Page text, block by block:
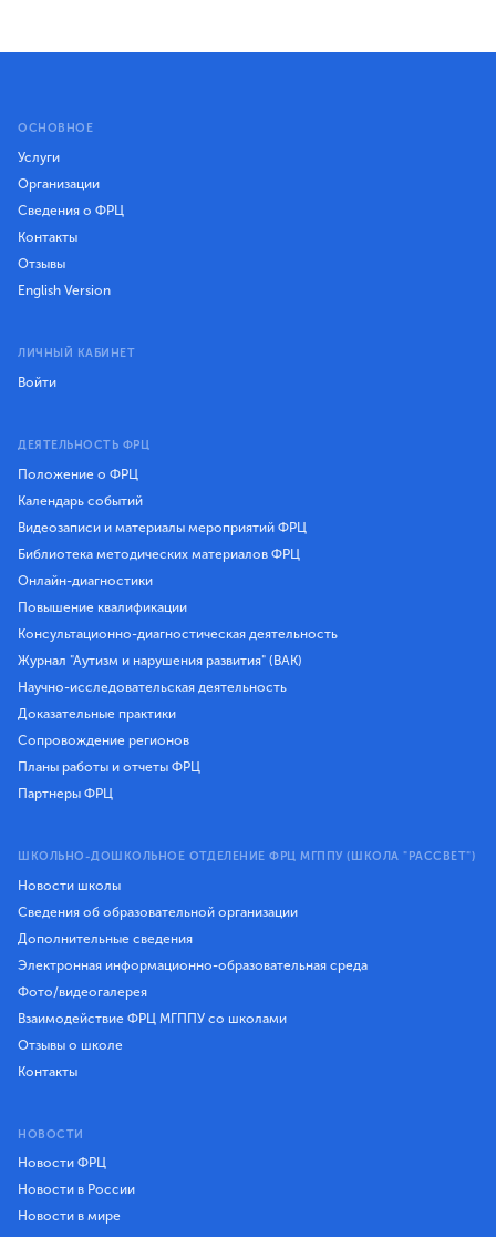
ОСНОВНОЕ
Услуги
Организации
Сведения о ФРЦ
Контакты
Отзывы
English Version
ЛИЧНЫЙ КАБИНЕТ
Войти
ДЕЯТЕЛЬНОСТЬ ФРЦ
Положение о ФРЦ
Календарь событий
Видеозаписи и материалы мероприятий ФРЦ
Библиотека методических материалов ФРЦ
Онлайн-диагностики
Повышение квалификации
Консультационно-диагностическая деятельность
Журнал "Аутизм и нарушения развития" (ВАК)
Научно-исследовательская деятельность
Доказательные практики
Сопровождение регионов
Планы работы и отчеты ФРЦ
Партнеры ФРЦ
ШКОЛЬНО-ДОШКОЛЬНОЕ ОТДЕЛЕНИЕ ФРЦ МГППУ (ШКОЛА "РАССВЕТ")
Новости школы
Сведения об образовательной организации
Дополнительные сведения
Электронная информационно-образовательная среда
Фото/видеогалерея
Взаимодействие ФРЦ МГППУ со школами
Отзывы о школе
Контакты
НОВОСТИ
Новости ФРЦ
Новости в России
Новости в мире